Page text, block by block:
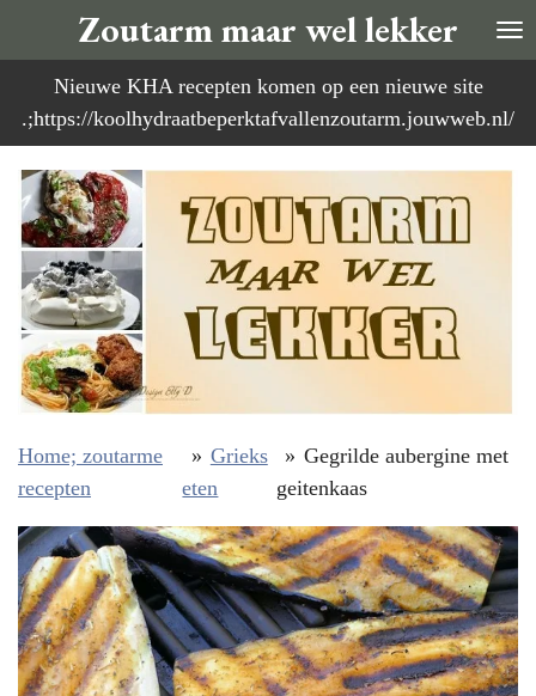
direct
naar
de
Zoutarm maar wel lekker
Nieuwe KHA recepten komen op een nieuwe site
.;https://koolhydraatbeperktafvallenzoutarm.jouwweb.nl/
Home; zoutarme
recepten
» Grieks
eten
» Gegrilde aubergine met
geitenkaas